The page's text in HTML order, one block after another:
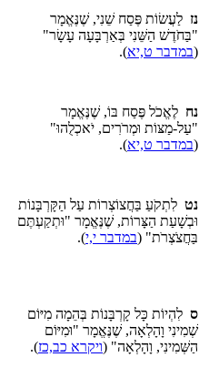
נז לַעֲשׂוֹת פֶּסַח שֵׁנִי, שֶׁנֶּאֱמָר
"בַּחֹדֶשׁ הַשֵּׁנִי בְּאַרְבָּעָה עָשָׂר"
(במדבר ט,יא).
נח לֶאֱכֹל פֶּסַח בּוֹ, שֶׁנֶּאֱמָר
"עַל-מַצּוֹת וּמְרֹרִים, יֹאכְלֻהוּ"
(במדבר ט,יא).
נט לִתְקֹעַ בַּחֲצוֹצְרוֹת עַל הַקָּרְבָּנוֹת
וּבְשָׁעַת הַצָּרוֹת, שֶׁנֶּאֱמָר "וּתְקַעְתֶּם
בַּחֲצֹצְרֹת" (במדבר י,י).
ס לִהְיוֹת כָּל קָרְבָּנוֹת בְּהֵמָה מִיּוֹם
שְׁמִינִי וָהָלְאָה, שֶׁנֶּאֱמָר "וּמִיּוֹם
הַשְּׁמִינִי, וָהָלְאָה" (ויקרא כב,כז).